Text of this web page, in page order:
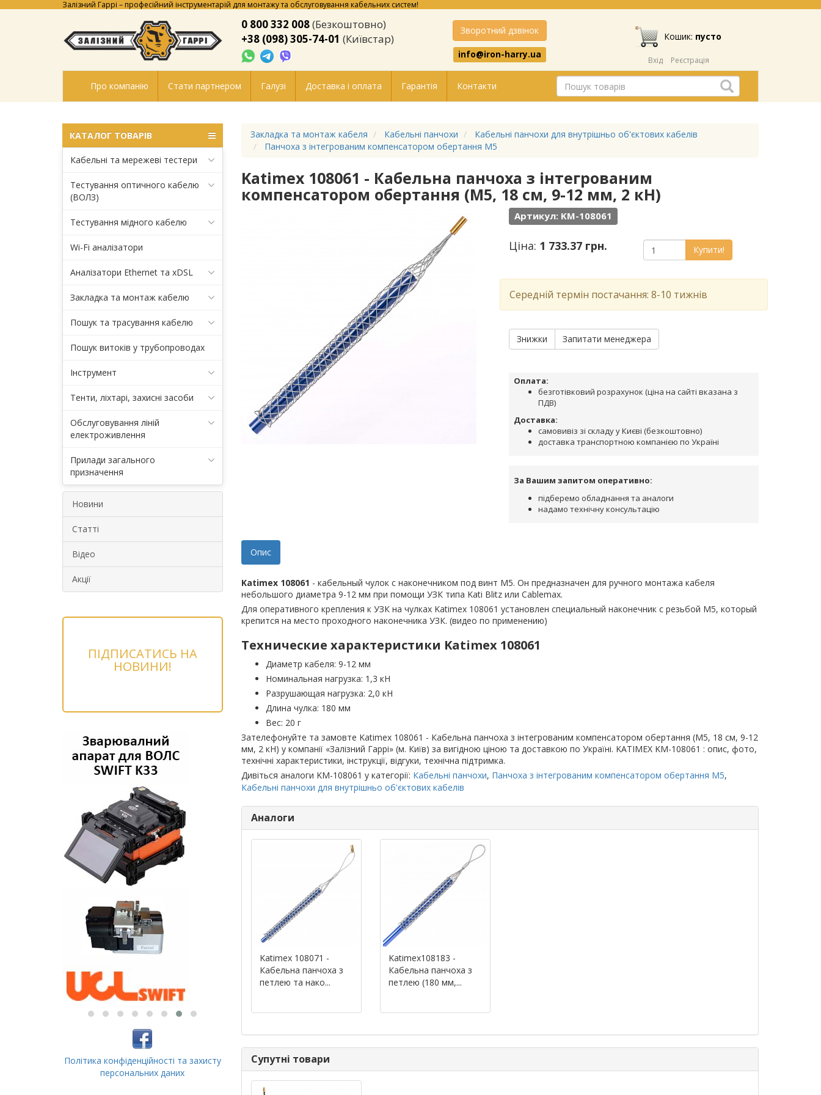
Залізний Гаррі – професійний інструментарій для монтажу та обслуговування кабельних систем!
0 800 332 008(Безкоштовно)
+38 (098) 305-74-01 (Київстар)
Зворотний дзвінок
info@iron-harry.ua
Кошик: пусто
Вхід Реєстрація
Про компанію Стати партнером Галузі Доставка і оплата Гарантія Контакти
КАТАЛОГ ТОВАРІВ
Кабельні та мережеві тестери
Тестування оптичного кабелю
(ВОЛЗ)
Тестування мідного кабелю
Wi-Fi аналізатори
Аналізатори Ethernet та xDSL
Закладка та монтаж кабелю
Пошук та трасування кабелю
Пошук витоків у трубопроводах
Інструмент
Тенти, ліхтарі, захисні засоби
Обслуговування ліній
електроживлення
Прилади загального
призначення
Новини
Статті
Відео
Акції
ПІДПИСАТИСЬ НА
НОВИНИ!
Політика конфіденційності та захисту
персональних даних
Закладка та монтаж кабеля Кабельні панчохи
Кабельні панчохи для внутрішньо об'єктових кабелів
Панчоха з інтегрованим компенсатором обертання M5
Katimex 108061 - Кабельна панчоха з інтегрованим
компенсатором обертання (М5, 18 см, 9-12 мм, 2 кН)
Артикул: KM-108061
Ціна: 1 733.37 грн. Купити!
Середній термін постачання: 8-10 тижнів
Знижки Запитати менеджера
Оплата:
безготівковий розрахунок (ціна на сайті вказана з
ПДВ)
Доставка:
самовивіз зі складу у Києві (безкоштовно)
доставка транспортною компанією по Україні
За Вашим запитом оперативно:
підберемо обладнання та аналоги
надамо технічну консультацію
Опис
Katimex 108061 - кабельный чулок с наконечником под винт М5. Он предназначен для ручного монтажа кабеля
небольшого диаметра 9-12 мм при помощи УЗК типа Kati Blitz или Cablemax.
Для оперативного крепления к УЗК на чулках Katimex 108061 установлен специальный наконечник с резьбой М5, который
крепится на место проходного наконечника УЗК. (видео по применению)
Технические характеристики Katimex 108061
Диаметр кабеля: 9-12 мм
Номинальная нагрузка: 1,3 кН
Разрушающая нагрузка: 2,0 кН
Длина чулка: 180 мм
Вес: 20 г
Зателефонуйте та замовте Katimex 108061 - Кабельна панчоха з інтегрованим компенсатором обертання (М5, 18 см, 9-12
мм, 2 кН) у компанії «Залізний Гаррі» (м. Київ) за вигідною ціною та доставкою по Україні. KATIMEX KM-108061 : опис, фото,
технічні характеристики, інструкції, відгуки, технічна підтримка.
Дивіться аналоги KM-108061 у категорії: Кабельні панчохи, Панчоха з інтегрованим компенсатором обертання M5,
Кабельні панчохи для внутрішньо об'єктових кабелів
Аналоги
Katimex 108071 -
Кабельна панчоха з
петлею та нако...
Katimex108183 -
Кабельна панчоха з
петлею (180 мм,...
Супутні товари